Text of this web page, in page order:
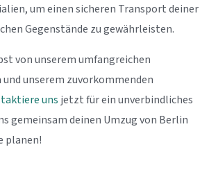
um einen sicheren Transport deiner
Gegenstände zu gewährleisten.
von unserem umfangreichen
unserem zuvorkommenden
uns jetzt für ein unverbindliches
gemeinsam deinen Umzug von Berlin
planen!